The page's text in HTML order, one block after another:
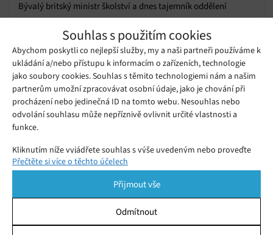
Souhlas s použitím cookies
Abychom poskytli co nejlepší služby, my a naši partneři používáme k
ukládání a/nebo přístupu k informacím o zařízeních, technologie
jako soubory cookies. Souhlas s těmito technologiemi nám a našim
partnerům umožní zpracovávat osobní údaje, jako je chování při
procházení nebo jedinečná ID na tomto webu. Nesouhlas nebo
odvolání souhlasu může nepříznivě ovlivnit určité vlastnosti a
funkce.
Kliknutím níže vyjádřete souhlas s výše uvedeným nebo proveďte
podrobnější rozhodnutí. Vaše volby budou použity pouze na tomto
pomocí přepínačů v Zásadách cookies nebo kliknutím na tlačítko
Spravovat souhlas ve spodní části obrazovky.
Přečtěte si více o těchto účelech
Přijmout vše
Odmítnout
Bývalý britský ministr školství a dnes tajemník oddělení
slyšet, že žákům by nemělo být dovoleno brát si do školy nebo
do třídy smartphony.
Francouzský ministr ekonomiky a
financí pokáral státy EU za jejich
neochotu zdanit technologické obry
Neděle 30. 09. 2018 Redakce
Jižní Korea již neuvažuje o zákazu